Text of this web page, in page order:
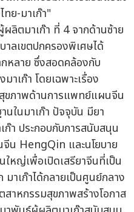
ลิตมาเก๊า ที่ 4 จากด้านซ้าย
าลเขตปกครองพิเศษได้
หลาย ซึ่งสอดคล้องกับ
เก๊า โดยเฉพาะเรื่อง
ภาพด้านการแพทย์แผนจีน
นในมาเก๊า ปัจจุบัน มียา
ก๊า ประกอบกับการสนับสนุน
น HengQin และนโยบาย
ใหญ่เพื่อเปิดเสรียาจีนที่เป็น
าเก๊าได้กลายเป็นศูนย์กลาง
หกรรมสุขภาพสร้างโอกาส